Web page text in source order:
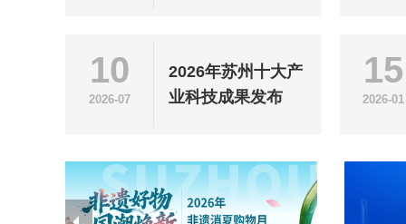
10
2026-07
2026年苏州十大产
业科技成果发布
15
2026-01